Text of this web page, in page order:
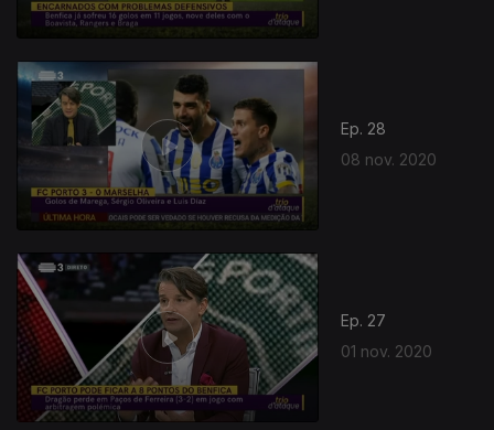
Ep. 28
08 nov. 2020
Ep. 27
01 nov. 2020